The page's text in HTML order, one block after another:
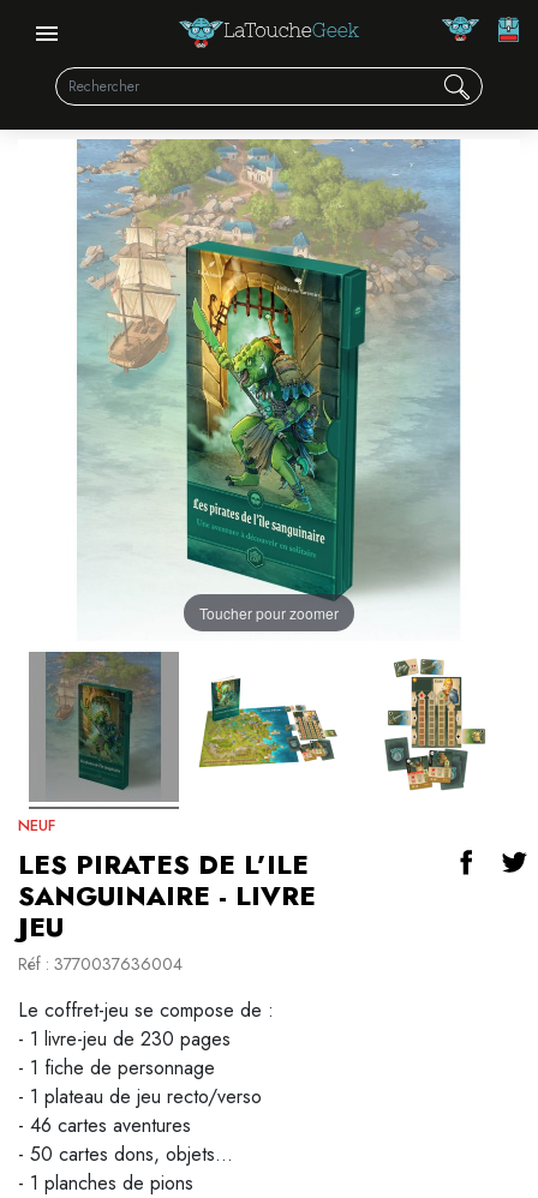
Toucher pour zoomer
NEUF
LES PIRATES DE L’ILE
SANGUINAIRE - LIVRE
JEU
Réf : 3770037636004
Le coffret-jeu se compose de :
- 1 livre-jeu de 230 pages
- 1 fiche de personnage
- 1 plateau de jeu recto/verso
- 46 cartes aventures
- 50 cartes dons, objets...
- 1 planches de pions